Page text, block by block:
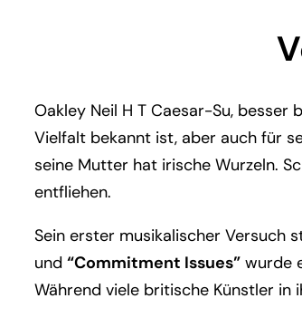
Oakley Neil H T Caesar-Su,
Vielfalt bekannt ist, aber auch für
seine Mutter hat irische Wurzeln.
entfliehen.
Sein erster musikalischer Versuch
und “Commitment Issues” wurde
Während viele britische Künstler in